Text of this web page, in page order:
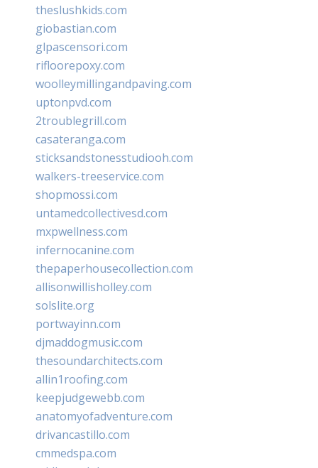
theslushkids.com
giobastian.com
glpascensori.com
rifloorepoxy.com
woolleymillingandpaving.com
uptonpvd.com
2troublegrill.com
casateranga.com
sticksandstonesstudiooh.com
walkers-treeservice.com
shopmossi.com
untamedcollectivesd.com
mxpwellness.com
infernocanine.com
thepaperhousecollection.com
allisonwillisholley.com
solslite.org
portwayinn.com
djmaddogmusic.com
thesoundarchitects.com
allin1roofing.com
keepjudgewebb.com
anatomyofadventure.com
drivancastillo.com
cmmedspa.com